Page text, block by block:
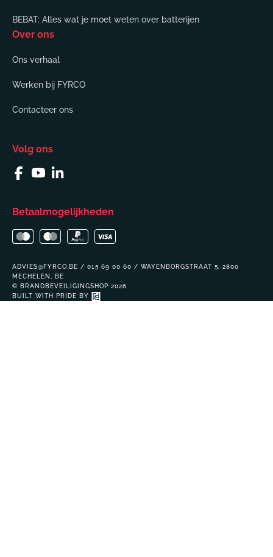
BEBAT: Alles wat je moet weten over batterijen
Over ons
Ons verhaal
Werken bij FYRCO
Contacteer ons
Volg ons
Facebook
YouTubeLinkedin
Betaalmogelijkheden
ADVIES@FYRCO.BE / 015 69 00 60 / WAYENBORGSTRAAT 5, 2800
MECHELEN, BE
© BRANDBEVEILIGINGSHOP 2026
BUILT WITH PRIDE BY